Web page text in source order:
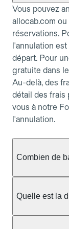
Vous pouvez
allocab.com
réservations.
l'annulation
départ. Pour
gratuite dans
Au-delà, des
détail des frais
vous à notre
l'annulation.
Combien de
taxi berline
ou nombreux,
Quelle est la